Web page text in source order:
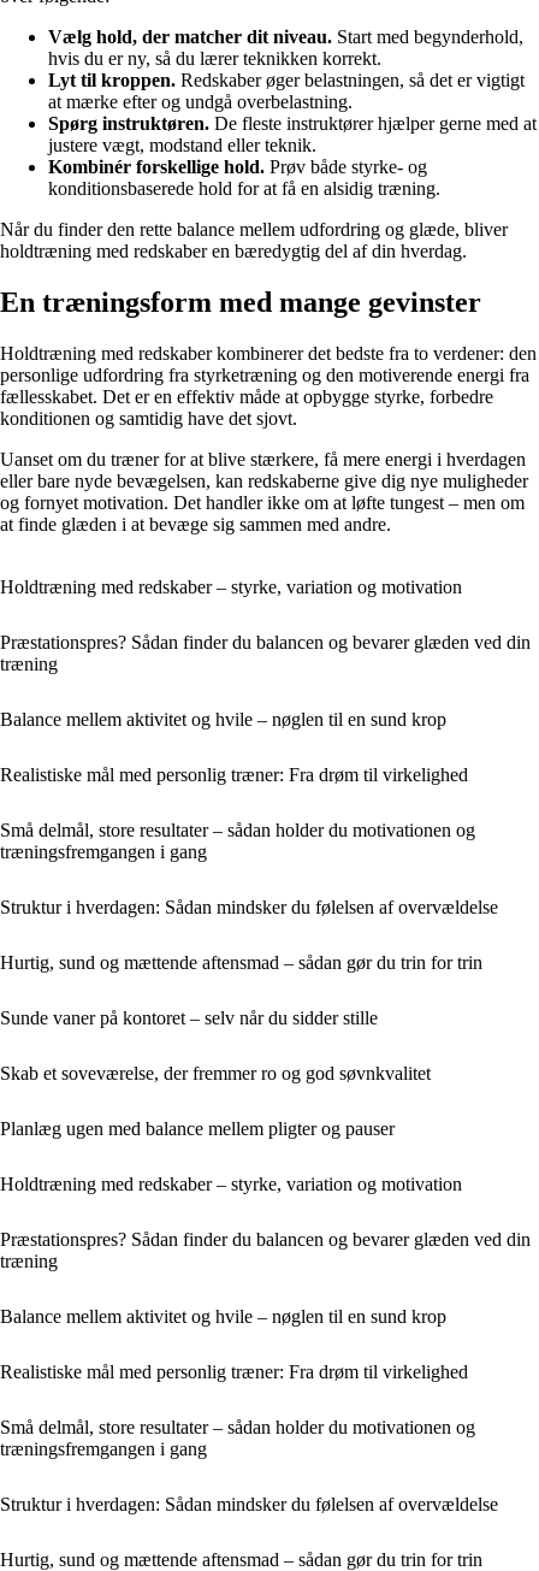
Vælg hold, der matcher dit niveau. Start med begynderhold,
hvis du er ny, så du lærer teknikken korrekt.
Lyt til kroppen. Redskaber øger belastningen, så det er vigtigt
at mærke efter og undgå overbelastning.
Spørg instruktøren. De fleste instruktører hjælper gerne med at
justere vægt, modstand eller teknik.
Kombinér forskellige hold. Prøv både styrke- og
konditionsbaserede hold for at få en alsidig træning.
Når du finder den rette balance mellem udfordring og glæde, bliver
holdtræning med redskaber en bæredygtig del af din hverdag.
En træningsform med mange gevinster
Holdtræning med redskaber kombinerer det bedste fra to verdener: den
personlige udfordring fra styrketræning og den motiverende energi fra
fællesskabet. Det er en effektiv måde at opbygge styrke, forbedre
konditionen og samtidig have det sjovt.
Uanset om du træner for at blive stærkere, få mere energi i hverdagen
eller bare nyde bevægelsen, kan redskaberne give dig nye muligheder
og fornyet motivation. Det handler ikke om at løfte tungest – men om
at finde glæden i at bevæge sig sammen med andre.
Holdtræning med redskaber – styrke, variation og motivation
Præstationspres? Sådan finder du balancen og bevarer glæden ved din
træning
Balance mellem aktivitet og hvile – nøglen til en sund krop
Realistiske mål med personlig træner: Fra drøm til virkelighed
Små delmål, store resultater – sådan holder du motivationen og
træningsfremgangen i gang
Struktur i hverdagen: Sådan mindsker du følelsen af overvældelse
Hurtig, sund og mættende aftensmad – sådan gør du trin for trin
Sunde vaner på kontoret – selv når du sidder stille
Skab et soveværelse, der fremmer ro og god søvnkvalitet
Planlæg ugen med balance mellem pligter og pauser
Holdtræning med redskaber – styrke, variation og motivation
Præstationspres? Sådan finder du balancen og bevarer glæden ved din
træning
Balance mellem aktivitet og hvile – nøglen til en sund krop
Realistiske mål med personlig træner: Fra drøm til virkelighed
Små delmål, store resultater – sådan holder du motivationen og
træningsfremgangen i gang
Struktur i hverdagen: Sådan mindsker du følelsen af overvældelse
Hurtig, sund og mættende aftensmad – sådan gør du trin for trin